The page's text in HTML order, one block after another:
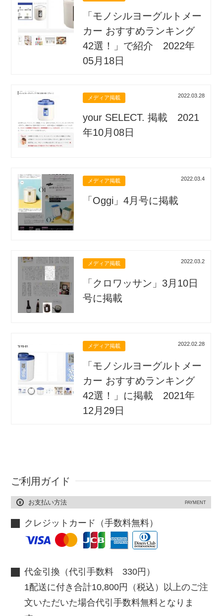
「モノシルヨーグルトメー
カー おすすめランキング
42選！」で紹介 2022年
05月18日
メディア掲載 2022.03.28
your SELECT. 掲載 2021
年10月08日
メディア掲載 2022.03.4
「Oggi」4月号に掲載
メディア掲載 2022.03.2
「クロワッサン」3月10日
号に掲載
メディア掲載 2022.02.28
「モノシルヨーグルトメー
カー おすすめランキング
42選！」に掲載 2021年
12月29日
ご利用ガイド
お支払い方法 PAYMENT
クレジットカード（手数料無料）
代金引換（代引手数料 330円）
1配送に付き合計10,800円（税込）以上のご注
文いただいた場合代引手数料無料となりま